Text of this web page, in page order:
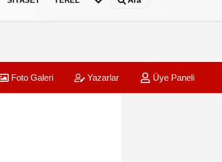
Foto Galeri Yazarlar Üye Paneli